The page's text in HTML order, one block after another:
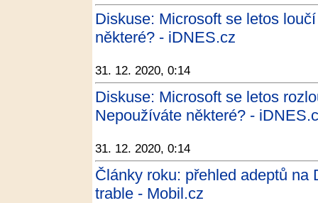
Diskuse: Microsoft se letos
některé? - iDNES.cz
31. 12. 2020, 0:14
Diskuse: Microsoft se letos
Nepoužíváte některé? -
31. 12. 2020, 0:14
Články roku: přehled adeptů na
trable - Mobil.cz